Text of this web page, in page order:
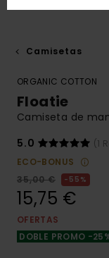
Camisetas
ORGANIC COTTON
Floatie
Camiseta de
5.0
(1
ECO-BONUS
35,00 €
55%
15,75 €
OFERTAS
DOBLE PROMO -